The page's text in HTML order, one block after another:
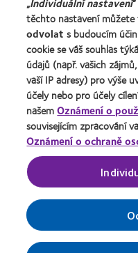
Právní rámec
Ochrana osobních
Oznámení o
Podmínky
Pravidla zasílání
Správa nastavení
© 2026CooperVision|
čočky výrobce
těchto nastavení můžete
odvolat s budoucím
cookie se váš souhlas
údajů (např. vašich
vaší IP adresy) pro výše
účely nebo pro účely
našemOznámení o
souvisejícím zpracování
Oznámení o ochraně